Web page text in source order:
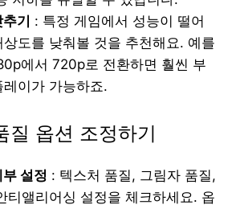
기
: 특정 게임에서 성능이 떨어
상도를 낮춰볼 것을 추천해요. 예를
에서 720p로 전환하면 훨씬 부
레이가 가능하죠.
질 옵션 조정하기
설정 : 텍스처 품질, 그림자 품질,
티앨리어싱 설정을 체크하세요. 옵